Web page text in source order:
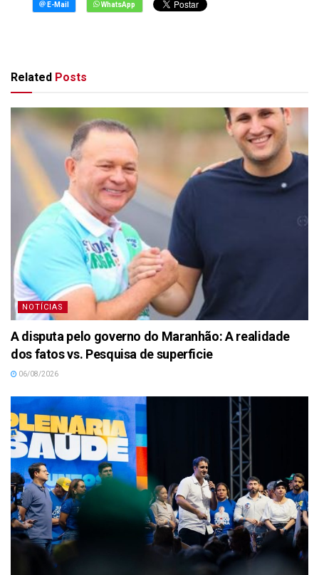
Related Posts
NOTÍCIAS
A disputa pelo governo do Maranhão: A realidade
dos fatos vs. Pesquisa de superficie
06/08/2026